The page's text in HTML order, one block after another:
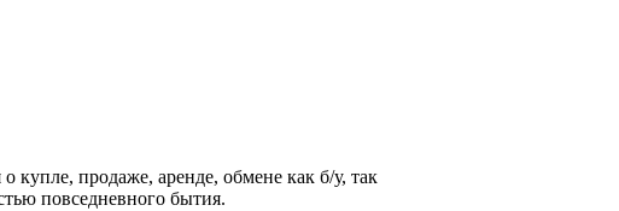
купле, продаже, аренде, обмене как б/у, так
повседневного бытия.